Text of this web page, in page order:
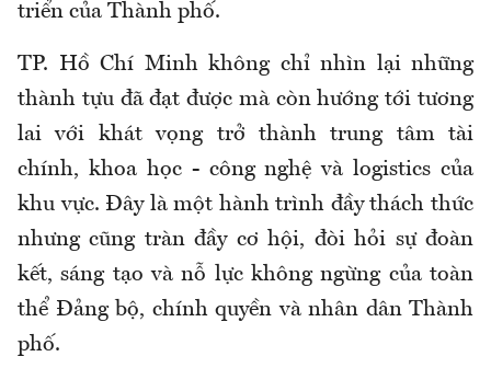
triển của Thành phố.
TP. Hồ Chí Minh không chỉ nhìn lại những
thành tựu đã đạt được mà còn hướng tới tương
lai với khát vọng trở thành trung tâm tài
chính, khoa học - công nghệ và logistics của
khu vực. Đây là một hành trình đầy thách thức
nhưng cũng tràn đầy cơ hội, đòi hỏi sự đoàn
kết, sáng tạo và nỗ lực không ngừng của toàn
thể Đảng bộ, chính quyền và nhân dân Thành
phố.